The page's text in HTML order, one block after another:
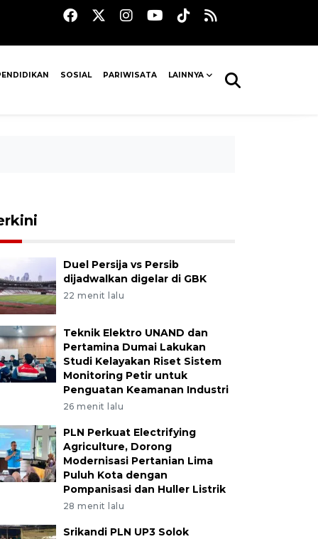
SOSIAL PARIWISATA LAINNYA
Duel Persija vs Persib
dijadwalkan digelar di GBK
22 menit lalu
Teknik Elektro UNAND dan
Pertamina Dumai Lakukan
Studi Kelayakan Riset Sistem
Monitoring Petir untuk
Penguatan Keamanan Industri
26 menit lalu
PLN Perkuat Electrifying
Agriculture, Dorong
Modernisasi Pertanian Lima
Puluh Kota dengan
Pompanisasi dan Huller Listrik
28 menit lalu
Srikandi PLN UP3 Solok